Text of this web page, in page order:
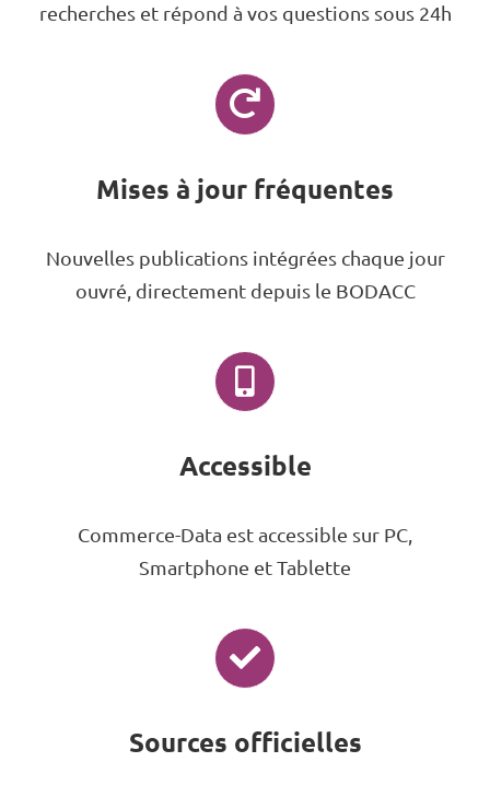
recherches et répond à vos questions sous 24h
Mises à jour fréquentes
Nouvelles publications intégrées chaque jour
ouvré, directement depuis le BODACC
Accessible
Commerce-Data est accessible sur PC,
Smartphone et Tablette
Sources officielles